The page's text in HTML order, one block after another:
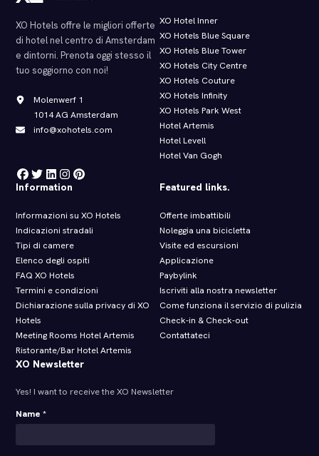
XO Hotels offre le migliori offerte
di hotel nel centro di Amsterdam
e dintorni. Prenota oggi stesso il
tuo soggiorno con noi!
Molenwerf 1
1014 AG Amsterdam
info@xohotels.com
XO Hotel Inner
XO Hotels Blue Square
XO Hotels Blue Tower
XO Hotels City Centre
XO Hotels Couture
XO Hotels Infinity
XO Hotels Park West
Hotel Artemis
Hotel Levell
Hotel Van Gogh
Information
Informazioni su XO Hotels
Indicazioni stradali
Tipi di camere
Elenco degli ospiti
FAQ XO Hotels
Termini e condizioni
Dichiarazione sulla privacy di XO
Hotels
Meeting Rooms Hotel Artemis
Ristorante/Bar Hotel Artemis
Featured links.
Offerte imbattibili
Noleggia una bicicletta
Visite ed escursioni
Applicazione
Paybylink
Iscriviti alla nostra newsletter
Come funziona il servizio di pulizia
Check‑in & Check‑out
Contattateci
XO Newsletter
Yes! I want to receive the XO Newsletter
Name *